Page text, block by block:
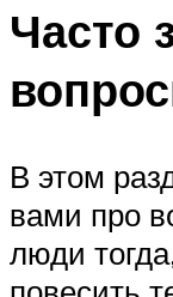
Часто
В этом
вами про
люди